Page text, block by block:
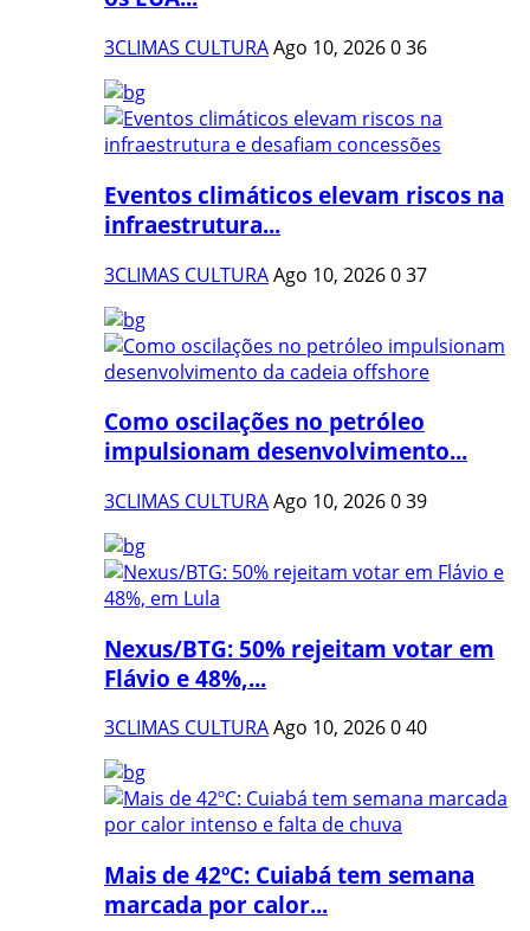
3CLIMAS CULTURAAgo 10, 2026036
Eventos climáticos elevam riscos na
infraestrutura...
3CLIMAS CULTURAAgo 10, 2026037
Como oscilações no petróleo
impulsionam desenvolvimento...
3CLIMAS CULTURAAgo 10, 2026039
Nexus/BTG: 50% rejeitam votar em
Flávio e 48%,...
3CLIMAS CULTURAAgo 10, 2026040
Mais de 42ºC: Cuiabá tem semana
marcada por calor...